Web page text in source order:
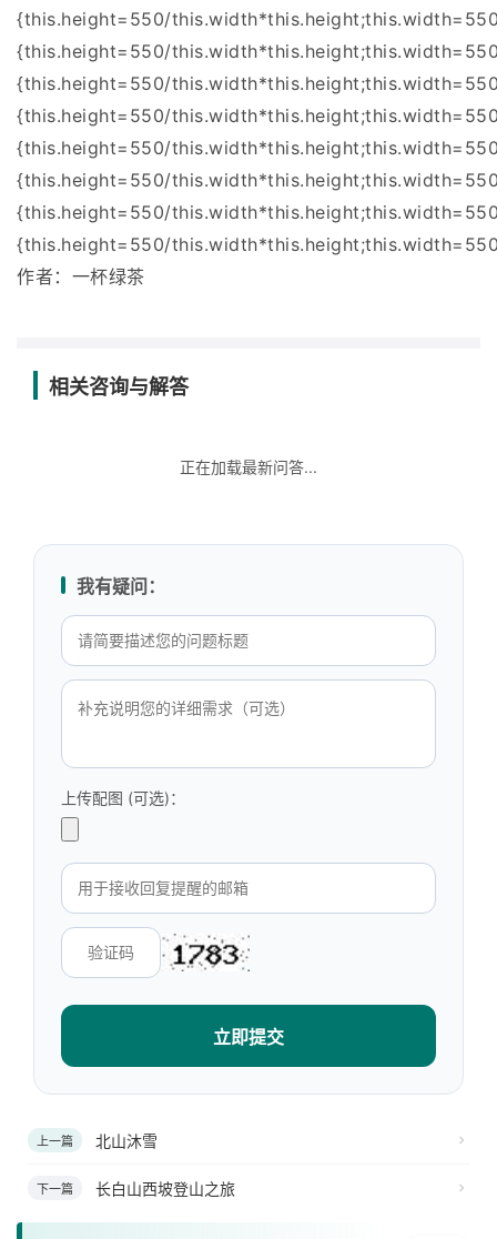
{this.height=550/
{this.height=550/
{this.height=550/
{this.height=550/
{this.height=550/
{this.height=550/
{this.height=550/
{this.height=550/
作者：一杯绿茶
相关咨询与解答
正在加载最新问答...
我有疑问：
上传配图 (可选)：
立即提交
上一篇 北山沐雪
下一篇 长白山西坡登山之旅